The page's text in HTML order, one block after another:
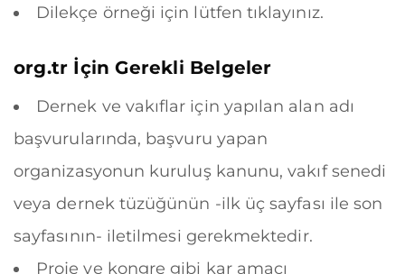
Dilekçe örneği için lütfen tıklayınız.
org.tr İçin Gerekli Belgeler
Dernek ve vakıflar için yapılan alan adı
başvurularında, başvuru yapan
organizasyonun kuruluş kanunu, vakıf senedi
veya dernek tüzüğünün -ilk üç sayfası ile son
sayfasının- iletilmesi gerekmektedir.
Proje ve kongre gibi kar amacı